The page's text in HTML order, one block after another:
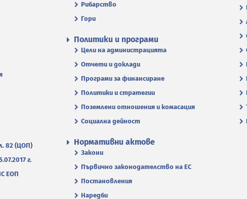
Рибарство
Гори
Политики и програми
Цели на администрацията
Отчети и доклади
Програми за финансиране
Политики и стратегии
Поземлени отношения и комасация
Социална дейност
82 (ЦОП)
г.
ЕОП
Нормативни актове
Закони
Първично законодателство на ЕС
Постановления
Наредби